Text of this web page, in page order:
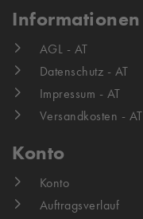
Informationen
AGL - AT
Datenschutz - AT
Impressum - AT
Versandkosten - AT
Konto
Konto
Auftragsverlauf